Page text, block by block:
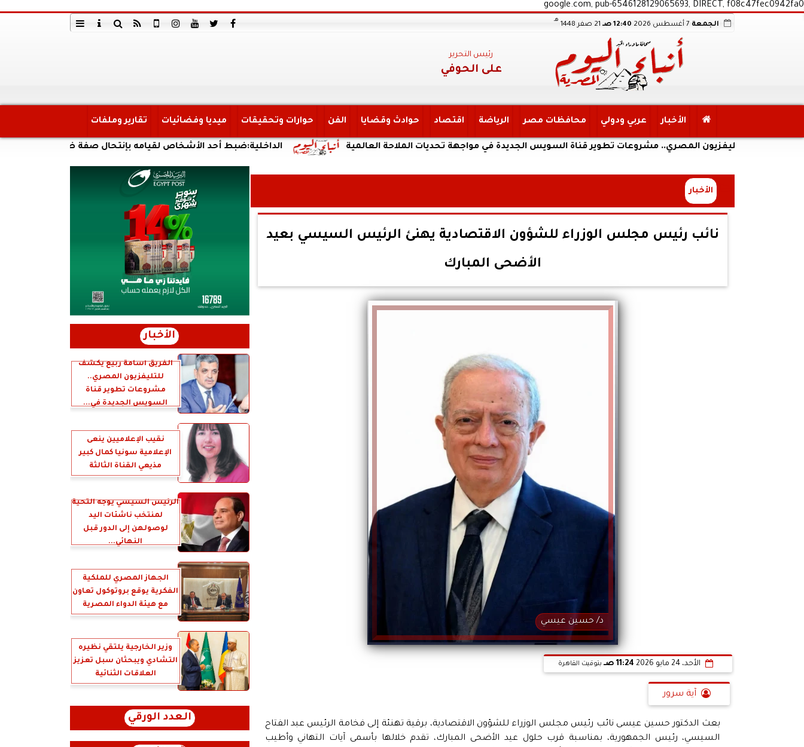
google.com, pub-6546128129065693, DIRECT, f08c47fec0942fa0
الجمعة 12:40 صـ 21 صفر 1448
هـ
رئيس التحرير
على الحوفي
الأخبار عربي ودولي محافظات مصر الرياضة اقتصاد حوادث وقضايا الفن حوارات وتحقيقات ميديا وفضائيات تقارير وملفات
الداخلية:ضبط أحد الأشخاص لقيامه بإنتحال صفة ضابط شرطة وإستيقاف للتليفزيون المصري.. مشروعات تطوير قناة السويس الجديدة في مواجهة تحديات الملاحة العالمية
الأخبار
نائب رئيس مجلس الوزراء للشؤون الاقتصادية يهنئ الرئيس السيسي بعيد
الأضحى المبارك
د/ حسين عيسي
الأحد، 24 مايو 2026 11:24 صـ بتوقيت القاهرة
آية سرور
بعث الدكتور حسين عيسى نائب رئيس مجلس الوزراء للشؤون الاقتصادية، برقية تهنئة إلى فخامة الرئيس عبد الفتاح
السيسي، رئيس الجمهورية، بمناسبة قرب حلول عيد الأضحى المبارك، تقدم خلالها بأسمى آيات التهاني وأطيب
الأخبار
الفريق أسامة ربيع يكشف
للتليفزيون المصري..
مشروعات تطوير قناة
السويس الجديدة في...
نقيب الإعلاميين ينعى
الإعلامية سونيا كمال كبير
مذيعي القناة الثالثة
الرئيس السيسي يوجه التحية
لمنتخب ناشئات اليد
لوصولهن إلى الدور قبل
النهائي...
الجهاز المصري للملكية
الفكرية يوقع بروتوكول تعاون
مع هيئة الدواء المصرية
وزير الخارجية يلتقي نظيره
التشادي ويبحثان سبل تعزيز
العلاقات الثنائية
العدد الورقي